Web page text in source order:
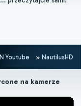
Youtube NautilusHD
na kamerze